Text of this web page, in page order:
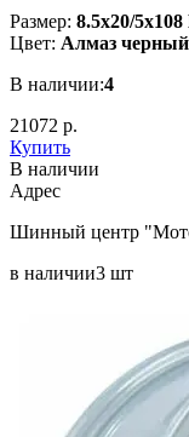
Размер: 8.5x20/
Цвет: Алмаз черный
В наличии:4
21072 р.
Купить
В наличии
Aдрес
Шинный центр
в наличии3 шт